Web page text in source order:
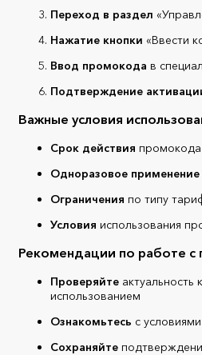
Переход в раздел
Нажатие кнопки «Ввести
Ввод промокода в
Подтверждение
Важные условия
Срок действия промокода
Одноразовое применение
Ограничения по типу
Условия использования
Рекомендации по работе
Проверяйте актуальность
использованием
Ознакомьтесь с
Сохраняйте